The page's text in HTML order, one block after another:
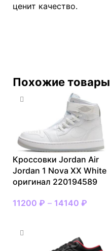
ценит качество.
Похожие товары
Кроссовки Jordan Air
Jordan 1 Nova XX White
оригинал 220194589
11200 ₽ – 14140 ₽